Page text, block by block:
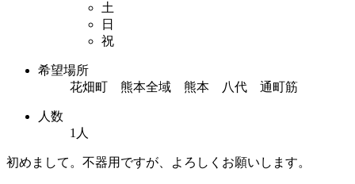
土
日
祝
希望場所
花畑町 熊本全域 熊本 八代 通町筋
人数
1人
初めまして。不器用ですが、よろしくお願いします。